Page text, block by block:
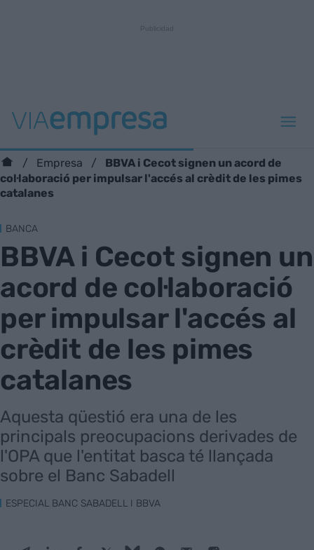
Empresa
BBVA i Cecot signen un acord de
col·laboració per impulsar l'accés al crèdit de les pimes
catalanes
BANCA
BBVA i Cecot signen un
acord de col·laboració
per impulsar l'accés al
crèdit de les pimes
catalanes
Aquesta qüestió era una de les
principals preocupacions derivades de
l'OPA que l'entitat basca té llançada
sobre el Banc Sabadell
ESPECIAL BANC SABADELL I BBVA